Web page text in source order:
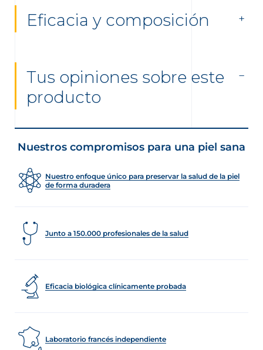
Eficacia y composición
Tus opiniones sobre este
producto
Nuestros compromisos para una piel sana
Nuestro enfoque único para preservar la salud de la piel
de forma duradera
Junto a 150.000 profesionales de la salud
Eficacia biológica clínicamente probada
Laboratorio francés independiente